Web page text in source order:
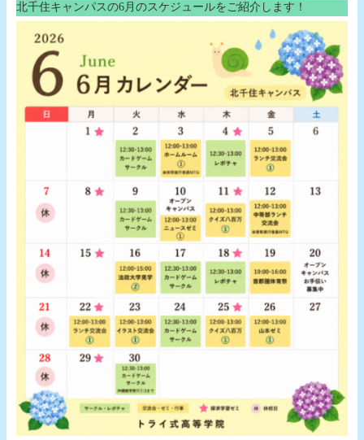
北千住キャンパスの6月のスケジュールをご紹介します！